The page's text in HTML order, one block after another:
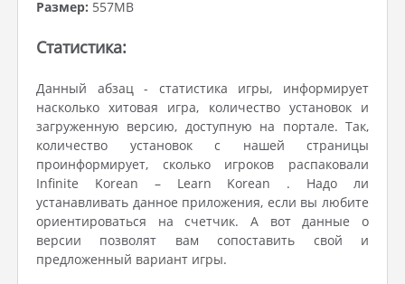
Размер: 557MB
Статистика:
Данный абзац - статистика игры, информирует
насколько хитовая игра, количество установок и
загруженную версию, доступную на портале. Так,
количество установок с нашей страницы
проинформирует, сколько игроков распаковали
Infinite Korean – Learn Korean . Надо ли
устанавливать данное приложения, если вы любите
ориентироваться на счетчик. А вот данные о
версии позволят вам сопоставить свой и
предложенный вариант игры.